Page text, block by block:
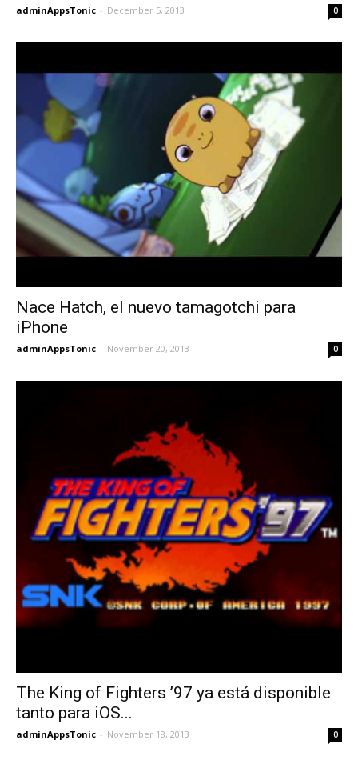
adminAppsTonic - December 5, 2013 0
Nace Hatch, el nuevo tamagotchi para
iPhone
adminAppsTonic - November 20, 2013 0
The King of Fighters ’97 ya está disponible
tanto para iOS...
adminAppsTonic - November 18, 2013 0